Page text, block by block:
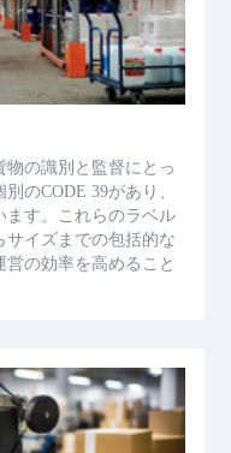
物の識別と監督にとっ
のCODE 39があり、
ます。これらのラベル
サイズまでの包括的な
の効率を高めること